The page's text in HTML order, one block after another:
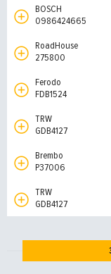
BOSCH
0986424665
RoadHouse
275800
Ferodo
FDB1524
TRW
GDB4127
Brembo
P37006
TRW
GDB4127